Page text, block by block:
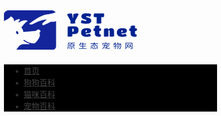
首页
狗狗百科
猫咪百科
宠物百科